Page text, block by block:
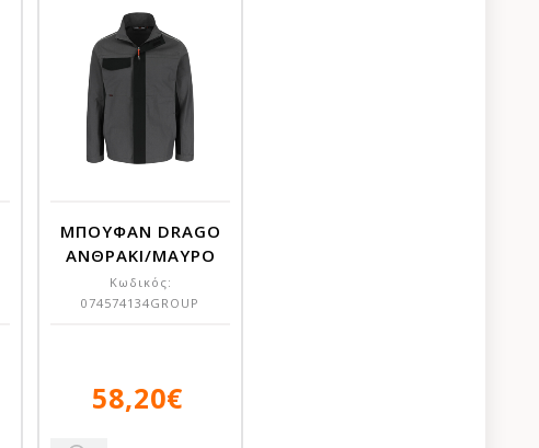
ΜΠΟΥΦΑΝ DRAGO
ΑΝΘΡΑΚΙ/ΜΑΥΡΟ
Κωδικός:
074574134GROUP
58,20€